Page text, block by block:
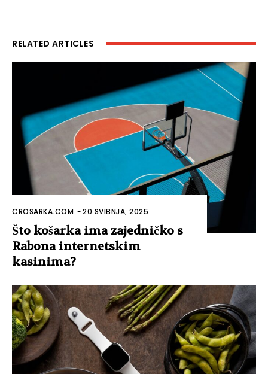
RELATED ARTICLES
CROSARKA.COM -20 SVIBNJA, 2025
Što košarka ima zajedničko s
Rabona internetskim
kasinima?